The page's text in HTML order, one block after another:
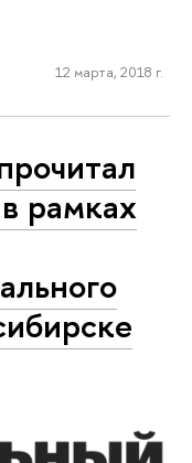
12 марта, 2018 г.
рамках